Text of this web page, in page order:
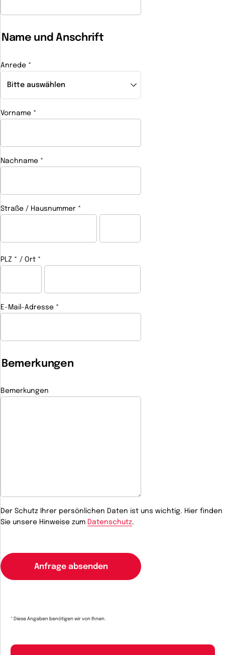
Name und Anschrift
Anrede *
Vorname *
Nachname *
Straße / Hausnummer *
PLZ *
Ort *
E-Mail-Adresse *
Bemerkungen
Bemerkungen
Der Schutz Ihrer persönlichen Daten ist uns wichtig. Hier finden
Sie unsere Hinweise zum Datenschutz.
* Diese Angaben benötigen wir von Ihnen.